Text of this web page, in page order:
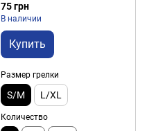
75 грн
В наличии
Купить
Размер грелки
S/M L/XL
Количество